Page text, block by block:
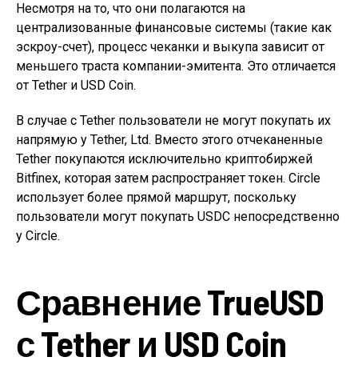
Несмотря на то, что они полагаются на
централизованные финансовые системы (такие как
эскроу-счет), процесс чеканки и выкупа зависит от
меньшего траста компании-эмитента. Это отличается
от Tether и USD Coin.
В случае с Tether пользователи не могут покупать их
напрямую у Tether, Ltd. Вместо этого отчеканенные
Tether покупаются исключительно криптобиржей
Bitfinex, которая затем распространяет токен. Circle
использует более прямой маршрут, поскольку
пользователи могут покупать USDC непосредственно
у Circle.
Сравнение TrueUSD
с Tether и USD Coin